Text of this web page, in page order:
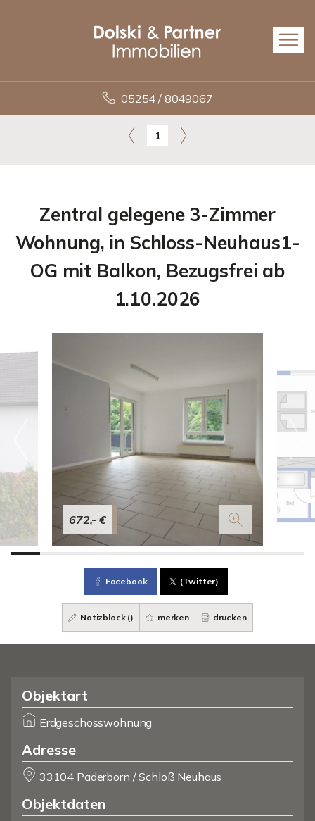
05254 / 8049067
1
Zentral gelegene 3-Zimmer
Wohnung, in Schloss-Neuhaus1-
OG mit Balkon, Bezugsfrei ab
1.10.2026
672,- €
Facebook (Twitter)
Notizblock () merken drucken
Objektart
Erdgeschosswohnung
Adresse
33104 Paderborn / Schloß Neuhaus
Objektdaten